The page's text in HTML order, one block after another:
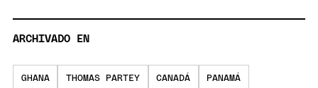
ARCHIVADO EN
GHANA THOMAS PARTEY CANADÁ PANAMÁ